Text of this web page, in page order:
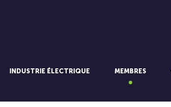
INDUSTRIE ÉLECTRIQUE MEMBRES